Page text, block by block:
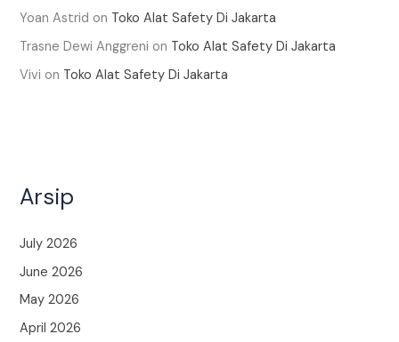
Yoan Astrid on Toko Alat Safety Di Jakarta
Trasne Dewi Anggreni on Toko Alat Safety Di Jakarta
Vivi on Toko Alat Safety Di Jakarta
Arsip
July 2026
June 2026
May 2026
April 2026